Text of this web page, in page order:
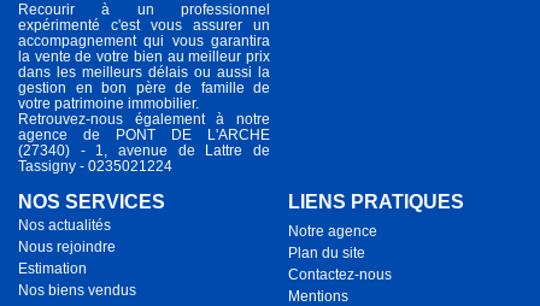
Recourir à un professionnel
expérimenté c'est vous assurer un
accompagnement qui vous garantira
la vente de votre bien au meilleur prix
dans les meilleurs délais ou aussi la
gestion en bon père de famille de
votre patrimoine immobilier.
Retrouvez-nous également à notre
agence de PONT DE L'ARCHE
(27340) - 1, avenue de Lattre de
Tassigny - 0235021224
NOS SERVICES
Nos actualités
Nous rejoindre
Estimation
Nos biens vendus
LIENS PRATIQUES
Notre agence
Plan du site
Contactez-nous
Mentions